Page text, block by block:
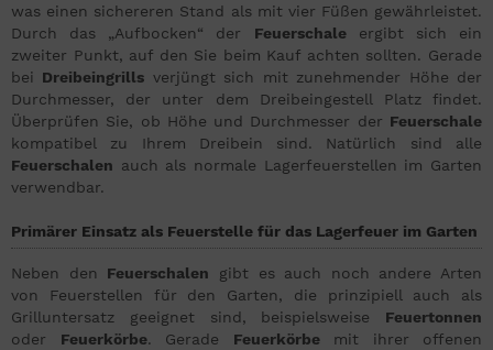
was einen sichereren Stand als mit vier Füßen gewährleistet.
Durch das „Aufbocken“ der Feuerschaleergibt sich ein
zweiter Punkt, auf den Sie beim Kauf achten sollten. Gerade
bei Dreibeingrills verjüngt sich mit zunehmender Höhe der
Durchmesser, der unter dem Dreibeingestell Platz findet.
Überprüfen Sie, ob Höhe und Durchmesser der Feuerschale
kompatibel zu Ihrem Dreibein sind. Natürlich sind alle
Feuerschalen auch als normale Lagerfeuerstellen im Garten
verwendbar.
Primärer Einsatz als Feuerstelle für das Lagerfeuer im Garten
Neben den Feuerschalen gibt es auch noch andere Arten
von Feuerstellen für den Garten, die prinzipiell auch als
Grilluntersatz geeignet sind, beispielsweise Feuertonnen
oder Feuerkörbe. Gerade Feuerkörbemit ihrer offenen